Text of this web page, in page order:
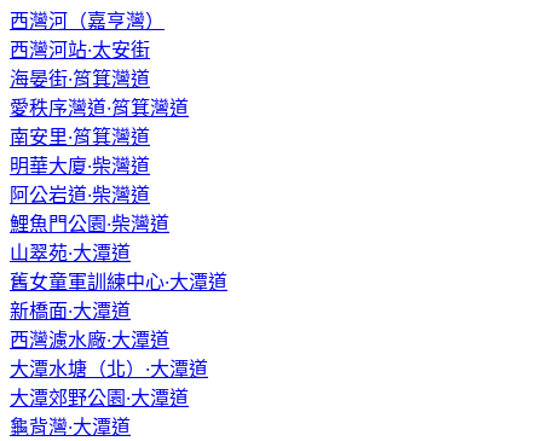
西灣河（嘉亨灣）
西灣河站·太安街
海晏街·筲箕灣道
愛秩序灣道·筲箕灣道
南安里·筲箕灣道
明華大廈·柴灣道
阿公岩道·柴灣道
鯉魚門公園·柴灣道
山翠苑·大潭道
舊女童軍訓練中心·大潭道
新橋面·大潭道
西灣濾水廠·大潭道
大潭水塘（北）·大潭道
大潭郊野公園·大潭道
龜背灣·大潭道